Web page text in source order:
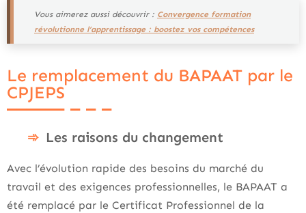
Vous aimerez aussi découvrir : Convergence formation
révolutionne l’apprentissage : boostez vos compétences
Le remplacement du BAPAAT par le
CPJEPS
Les raisons du changement
Avec l’évolution rapide des besoins du marché du
travail et des exigences professionnelles, le BAPAAT a
été remplacé par le Certificat Professionnel de la